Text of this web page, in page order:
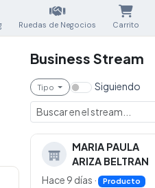
Ruedas de Negocios Carrito
Business Stream
Tipo Siguiendo
MARIA PAULA
ARIZA BELTRAN
Hace 9 días · Producto